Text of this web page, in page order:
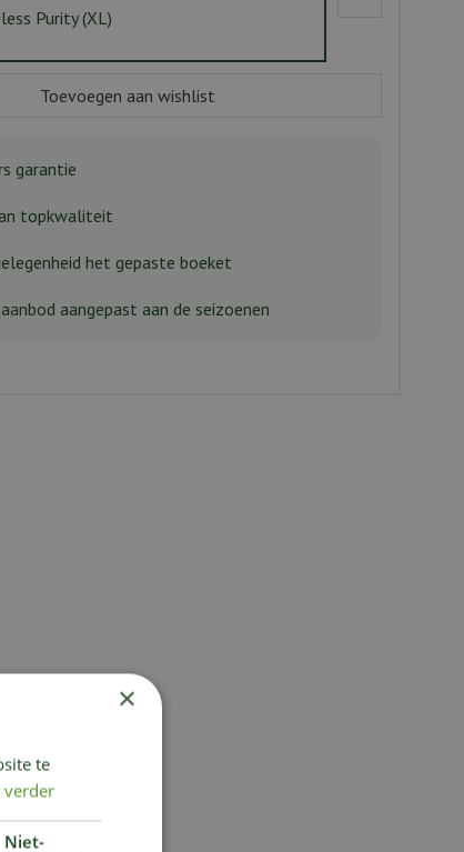
Purity (XL)
garantie
topkwaliteit
het gepaste boeket
aangepast aan de seizoenen
×
te
verder
Niet-